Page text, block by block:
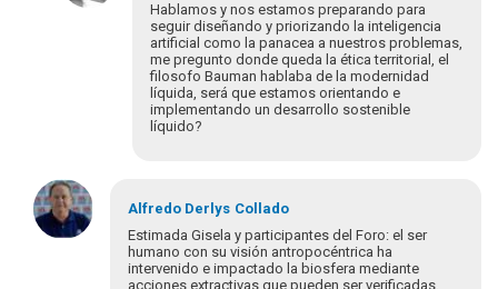
Hablamos y nos estamos preparando para
seguir diseñando y priorizando la inteligencia
artificial como la panacea a nuestros problemas,
me pregunto donde queda la ética territorial, el
filosofo Bauman hablaba de la modernidad
líquida, será que estamos orientando e
implementando un desarrollo sostenible
líquido?
Em
resposta
à
Alfredo Derlys Collado
Estimada Gisela y participantes del Foro: el ser
humano con su visión antropocéntrica ha
intervenido e impactado la biosfera mediante
acciones extractivas que pueden ser verificadas,